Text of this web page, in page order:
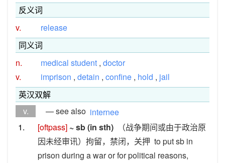
反义词
v.
release
同义词
n.
medical student , doctor
v.
imprison , detain , confine , hold , jail
英汉双解
v.
— see also internee
1.
[oftpass] ~ sb (in sth)
（战争期间或由于政治原
因未经审讯）拘留，禁闭，关押 to put sb in
prison during a war or for political reasons,